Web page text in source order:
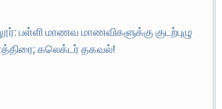
பள்ளி மாணவ மாணவிகளுக்கு குடற்புழு
கலெக்டர் தகவல்!